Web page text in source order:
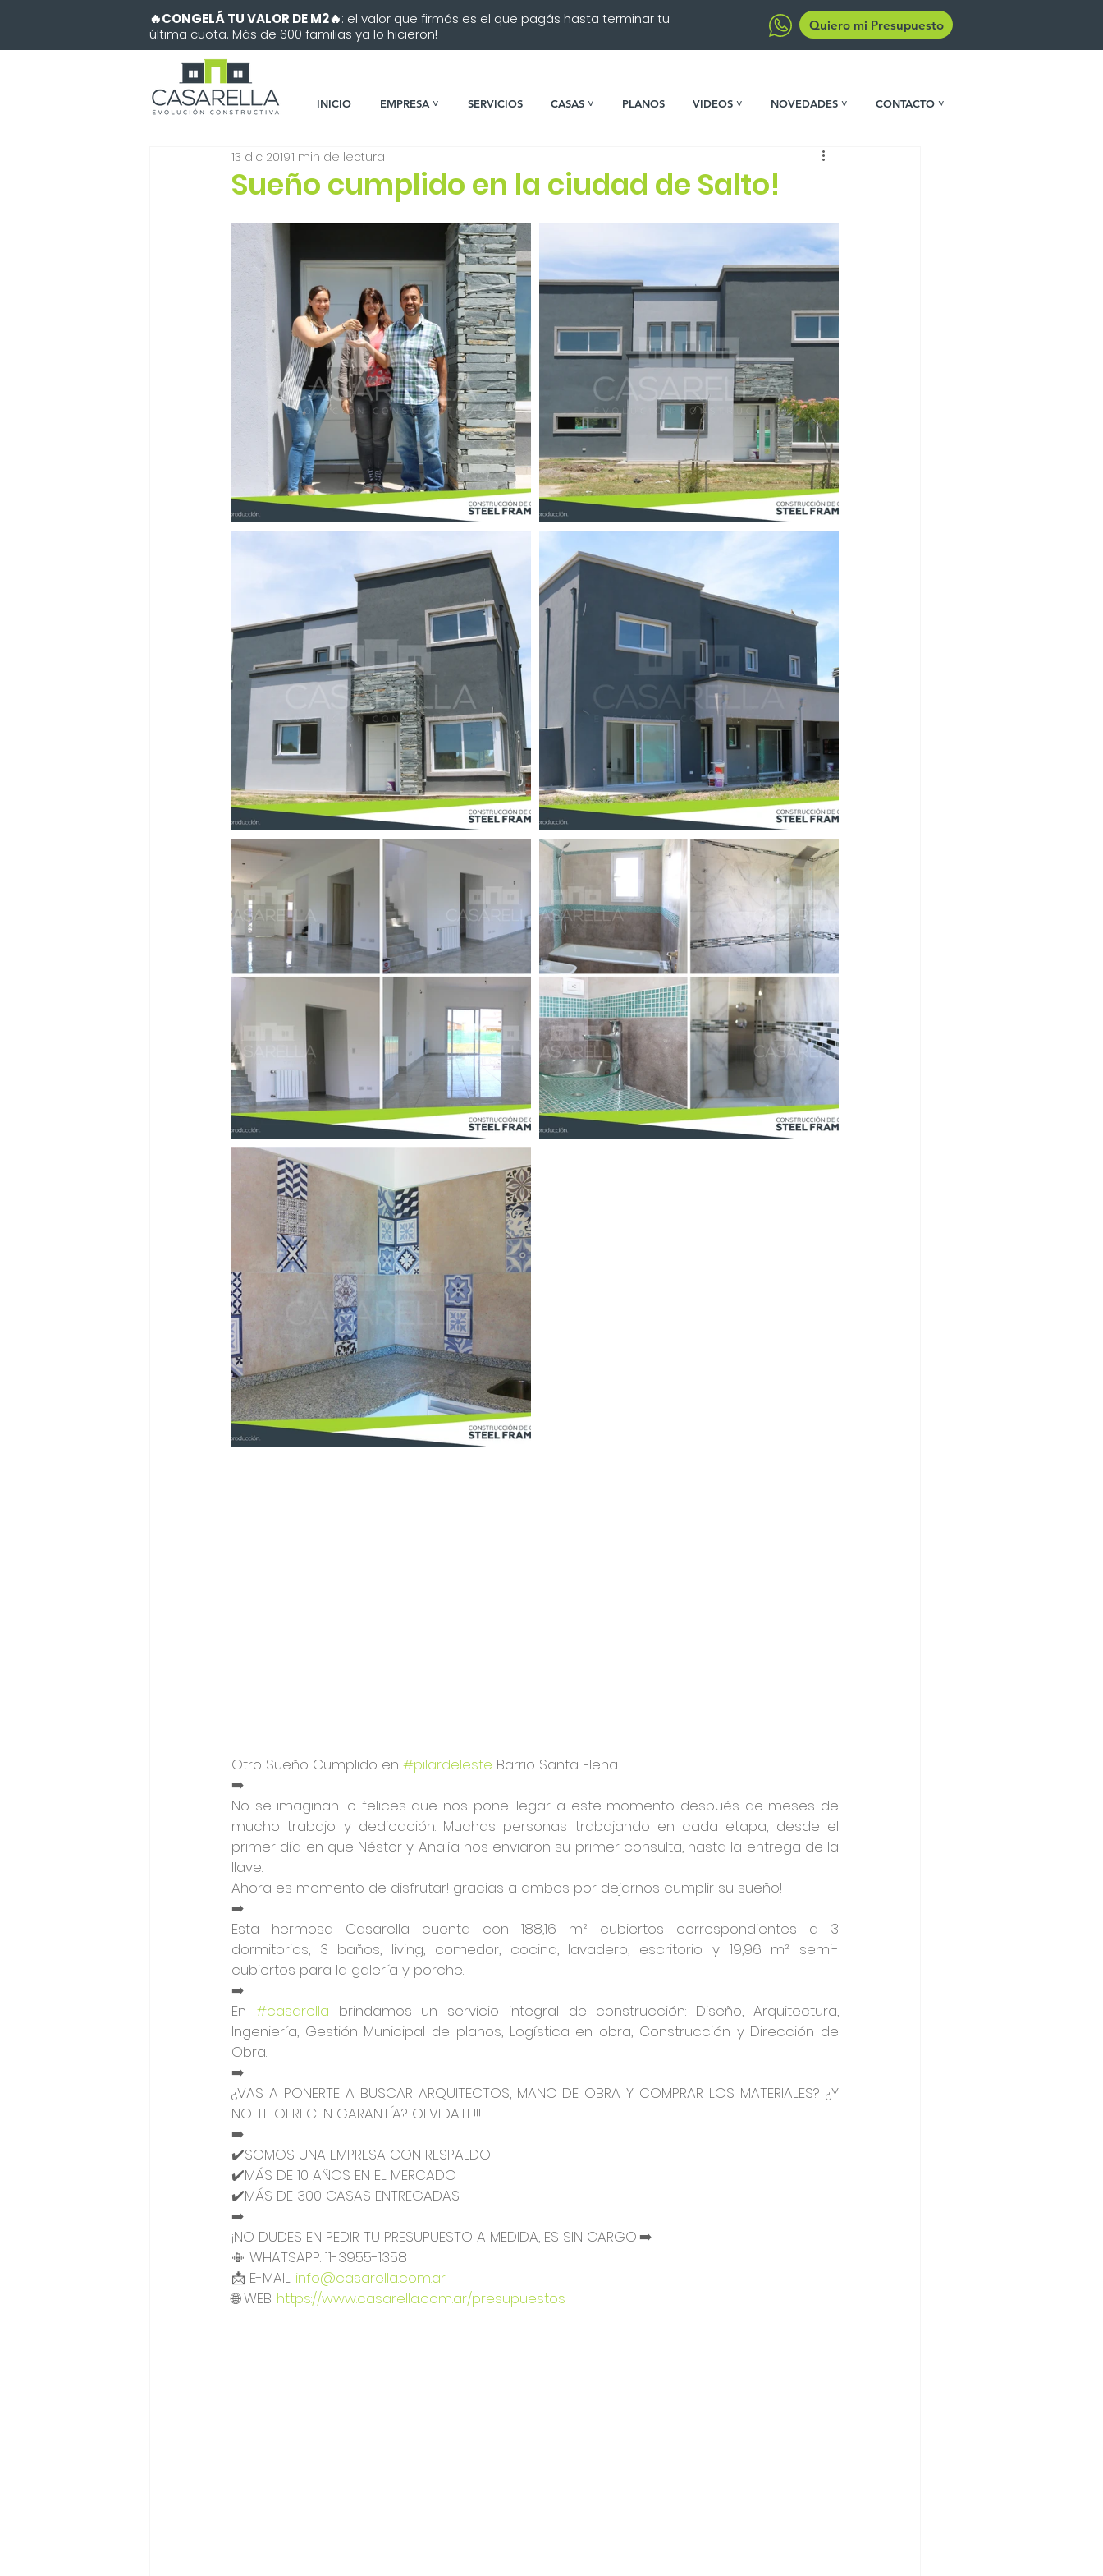
🔥CONGELÁ TU VALOR DE M2🔥: el valor que firmás es el que pagás hasta terminar tu
última cuota. Más de 600 familias ya lo hicieron!
Quiero mi Presupuesto
INICIO EMPRESA ˅ SERVICIOS CASAS ˅ PLANOS VIDEOS ˅ NOVEDADES ˅ CONTACTO ˅
Sueño cumplido en la ciudad de Salto!
13 dic 20191 min de lectura
Otro Sueño Cumplido en #pilardeleste Barrio Santa Elena.
➡️
No se imaginan lo felices que nos pone llegar a este momento después de meses de
mucho trabajo y dedicación. Muchas personas trabajando en cada etapa, desde el
primer día en que Néstor y Analía nos enviaron su primer consulta, hasta la entrega de la
llave.
Ahora es momento de disfrutar! gracias a ambos por dejarnos cumplir su sueño!
➡️
Esta hermosa Casarella cuenta con 188,16 m² cubiertos correspondientes a 3
dormitorios, 3 baños, living, comedor, cocina, lavadero, escritorio y 19,96 m² semi-
cubiertos para la galería y porche.
➡️
En #casarella brindamos un servicio integral de construcción: Diseño, Arquitectura,
Ingeniería, Gestión Municipal de planos, Logística en obra, Construcción y Dirección de
Obra.
➡️
¿VAS A PONERTE A BUSCAR ARQUITECTOS, MANO DE OBRA Y COMPRAR LOS MATERIALES? ¿Y
NO TE OFRECEN GARANTÍA? OLVIDATE!!!
➡️
✔️SOMOS UNA EMPRESA CON RESPALDO
✔️MÁS DE 10 AÑOS EN EL MERCADO
✔️MÁS DE 300 CASAS ENTREGADAS
➡️
¡NO DUDES EN PEDIR TU PRESUPUESTO A MEDIDA, ES SIN CARGO!➡️
📳 WHATSAPP: 11-3955-1358
📩 E-MAIL: info@casarella.com.ar
🌐 WEB: https://www.casarella.com.ar/presupuestos